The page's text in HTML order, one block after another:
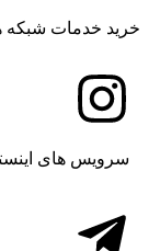
خدمات شبکه های
های